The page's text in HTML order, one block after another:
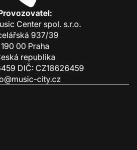
Center spol. s.r.o.
937/39
190 00 Praha
republika
DIČ: CZ18626459
city.cz